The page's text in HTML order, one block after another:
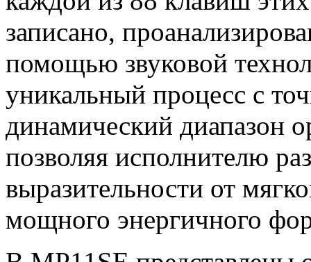
записано,
помощью звуковой
уникальный процесс с
динамический диапазон
позволяя исполнителю
выразительности от
мощного энергичного